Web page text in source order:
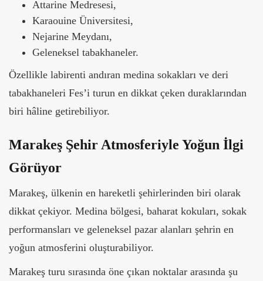
Attarine Medresesi,
Karaouine Üniversitesi,
Nejarine Meydanı,
Geleneksel tabakhaneler.
Özellikle labirenti andıran medina sokakları ve deri
tabakhaneleri Fes’i turun en dikkat çeken duraklarından
biri hâline getirebiliyor.
Marakeş Şehir Atmosferiyle Yoğun İlgi
Görüyor
Marakeş, ülkenin en hareketli şehirlerinden biri olarak
dikkat çekiyor. Medina bölgesi, baharat kokuları, sokak
performansları ve geleneksel pazar alanları şehrin en
yoğun atmosferini oluşturabiliyor.
Marakeş turu sırasında öne çıkan noktalar arasında şu